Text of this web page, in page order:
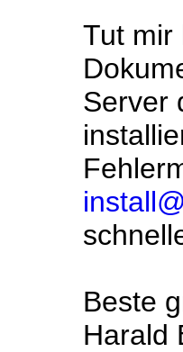
Tut mir
Server
Beste
Harald